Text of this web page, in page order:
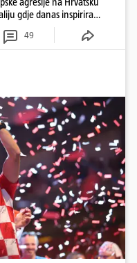
gdje danas inspirira
49